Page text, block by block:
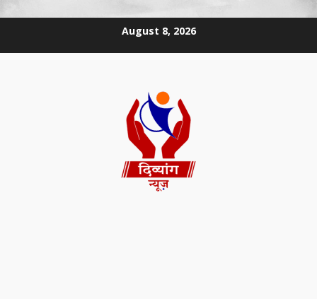
August 8, 2026